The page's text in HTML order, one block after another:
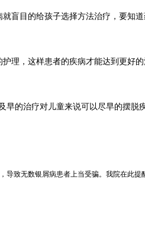
盲目的给孩子选择方法治疗，要知
，这样患者的疾病才能达到更好的
早的治疗对儿童来说可以尽早的摆脱
导致无数银屑病患者上当受骗。我院在此